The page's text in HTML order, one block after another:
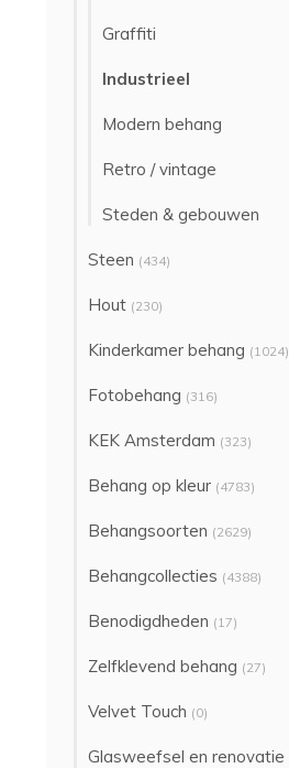
Graffiti
Industrieel
Modern behang
Retro / vintage
Steden & gebouwen
Steen (434)
Hout (230)
Kinderkamer behang (1024)
Fotobehang (316)
KEK Amsterdam (323)
Behang op kleur (4783)
Behangsoorten (2629)
Behangcollecties (4388)
Benodigdheden (17)
Zelfklevend behang (27)
Velvet Touch (0)
Glasweefsel en renovatie